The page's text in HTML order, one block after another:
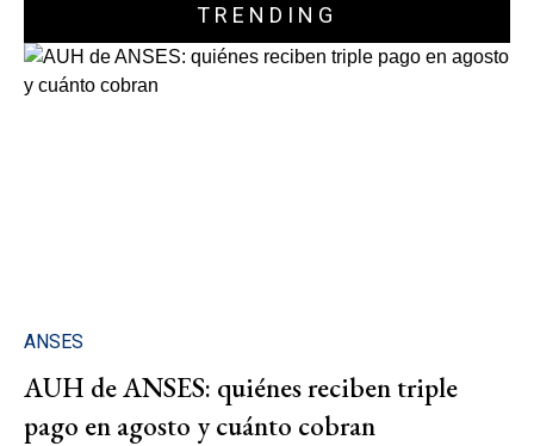
TRENDING
ANSES
AUH de ANSES: quiénes reciben triple
pago en agosto y cuánto cobran